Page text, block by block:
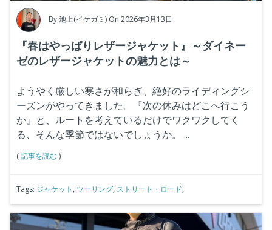
By池上(イケガミ) On 2026年3月13日
『春はやっぱりレザージャケット』～ダイネー
ゼのレザージャケットの魅力とは～
ようやく厳しい寒さが和らぎ、絶好のライディングシ
ーズンがやってきました。
『次の休みはどこへ行こう
か』 と、ルートを考えているだけでワクワクしてく
る、そんな季節ではないでしょうか。
...
(記事を読む)
Tags: ジャケット , ツーリング, ストリート・ロード,